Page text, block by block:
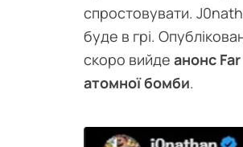
спростовувати.
буде в грі.
скоро вийде анонс
атомної бомби.